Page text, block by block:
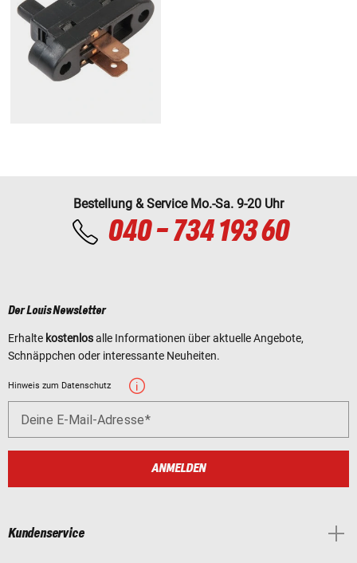
Bestellung & Service Mo.-Sa. 9-20 Uhr
040 - 734 193 60
Der Louis Newsletter
Erhalte kostenlosalle Informationen über aktuelle Angebote,
Schnäppchen oder interessante Neuheiten.
Hinweis zum Datenschutz
Deine E-Mail-Adresse
ANMELDEN
Kundenservice